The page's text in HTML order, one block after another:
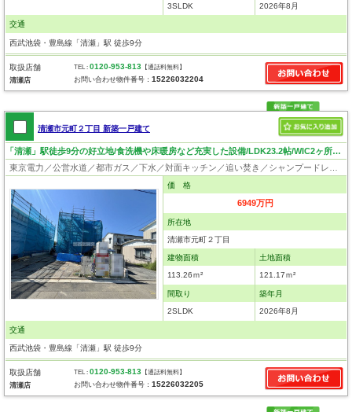
3SLDK 2026年8月
交通
西武池袋・豊島線「清瀬」駅 徒歩9分
取扱店舗
清瀬店
TEL :0120-953-813 【通話料無料】
お問い合わせ物件番号：15226032204
清瀬市元町２丁目 新築一戸建て
「清瀬」駅徒歩9分の好立地/食洗機や床暖房など充実した設備/LDK23.2帖/WIC2ヶ所付き
価 格
6949万円
所在地
清瀬市元町２丁目
建物面積
113.26ｍ²
土地面積
121.17ｍ²
間取り
2SLDK
築年月
2026年8月
交通
西武池袋・豊島線「清瀬」駅 徒歩9分
取扱店舗
清瀬店
TEL :0120-953-813 【通話料無料】
お問い合わせ物件番号：15226032205